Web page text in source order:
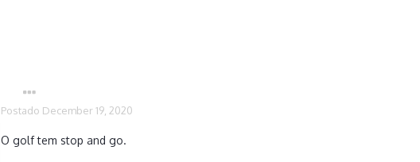
Postado December 19, 2020
O golf tem stop and go.